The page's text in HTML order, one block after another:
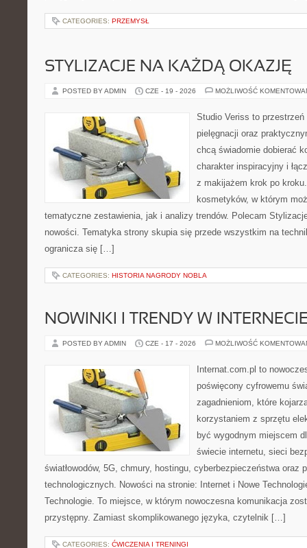
CATEGORIES: PRZEMYSŁ
STYLIZACJE NA KAŻDĄ OKAZJĘ
POSTED BY ADMIN CZE - 19 - 2026 MOŻLIWOŚĆ
Studio Veriss to
pielęgnacji oraz
chcą świadomie dobierać
charakter inspiracyjny i
z makijażem krok po
kosmetyków, w którym
tematyczne zestawienia, jak i analizy trendów. Polecam
nowości. Tematyka strony skupia się przede wszystkim na
ogranicza się […]
CATEGORIES: HISTORIA NAGRODY NOBLA
NOWINKI I TRENDY W
POSTED BY ADMIN CZE - 17 - 2026 MOŻLIWOŚĆ
Internat.com.pl to
poświęcony cyfrowemu
zagadnieniom, które
korzystaniem z sprzętu
być wygodnym miejscem
świecie internetu, sieci
światłowodów, 5G, chmury, hostingu, cyberbezpieczeństwa oraz
technologicznych. Nowości na stronie: Internet i Nowe
Technologie. To miejsce, w którym nowoczesna komunikacja
przystępny. Zamiast skomplikowanego języka, czytelnik […]
CATEGORIES: ĆWICZENIA I TRENINGI